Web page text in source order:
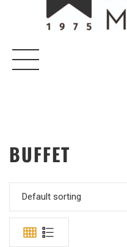
BUFFET
Default sorting